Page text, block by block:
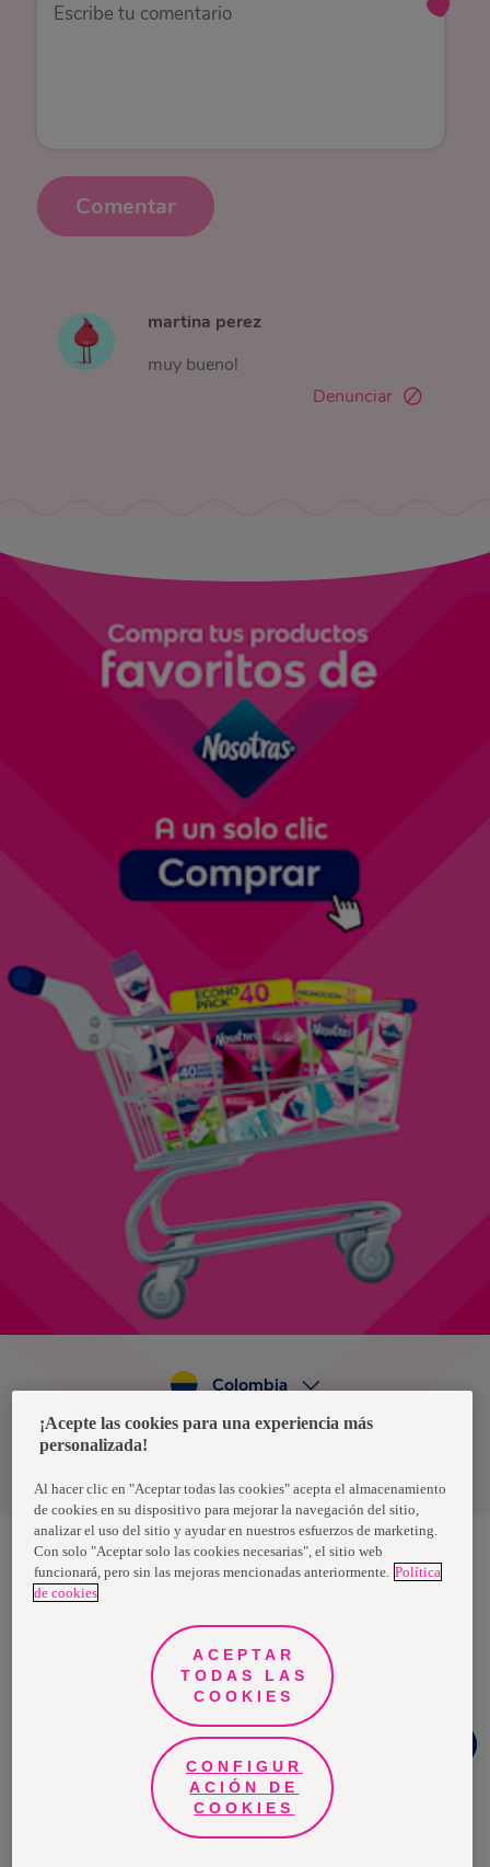
Comentar
martina perez
muy bueno!
Denunciar
Política de privacidad de datos
Colombia
Nosotras, una marca de Essity - una compañía global líder en
higiene y salud. Cada día, mil millones de personas, en todo el
propósito es romper barreras por el bienestar en beneficio de
consumidores, pacientes, cuidadores, clientes y la sociedad en
general. Vendemos en aproximadamente 150 países bajo las
principales marcas globales TENA y Tork, así como otras marcas
como Actimove, Cutimed, JOBST, Knix, Leukoplast, Libero, Libresse,
Lotus, Modibodi, Nosotras, Saba, Tempo, TOM Organic y Zewa. En
2024, Essity tuvo ventas de aproximadamente 13 mil millones de
euros y empleó a 36,000 personas. La sede de la compañía está
ubicada en Estocolmo, Suecia, y Essity cotiza en Nasdaq Estocolmo.
Más información enwww.essity.com.
¡Acepte las cookies para una experiencia más
personalizada!
Al hacer clic en "Aceptar todas las cookies" acepta el almacenamiento
de cookies en su dispositivo para mejorar la navegación del sitio,
analizar el uso del sitio y ayudar en nuestros esfuerzos de marketing.
Con solo "Aceptar solo las cookies necesarias", el sitio web
funcionará, pero sin las mejoras mencionadas anteriormente. Política
de cookies
ACEPTAR
TODAS LAS
COOKIES
CONFIGUR
ACIÓN DE
COOKIES